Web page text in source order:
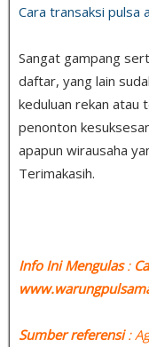
Cara transaksi pulsa
Sangat gampang
daftar, yang lain
keduluan rekan atau
penonton
apapun wirausaha
Terimakasih.
Info Ini Mengulas:
Sumber referensi: